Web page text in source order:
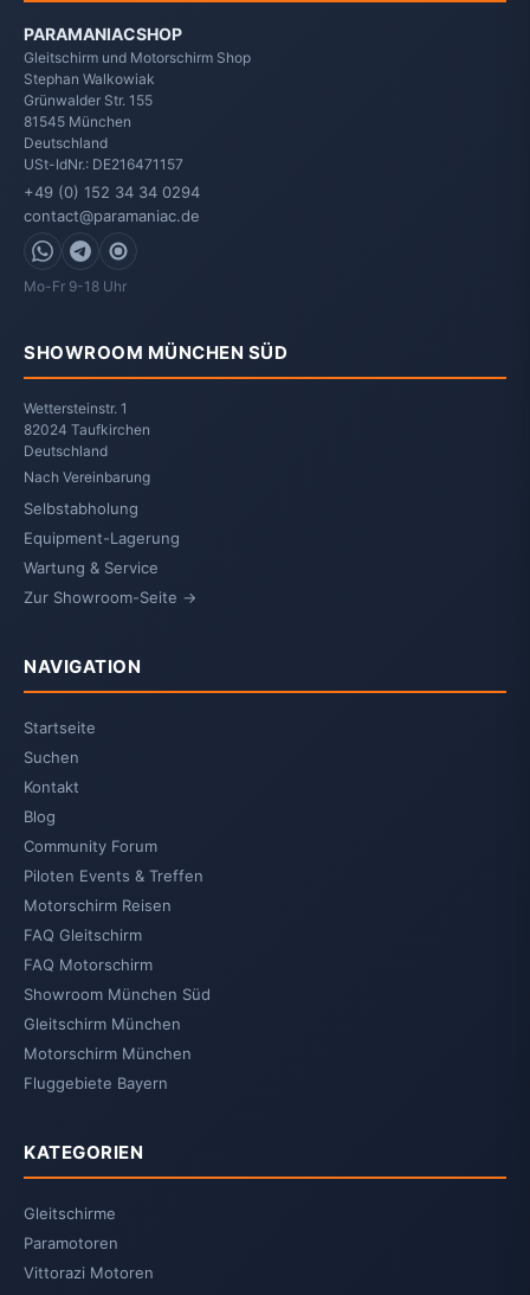
PARAMANIACSHOP
Gleitschirm und Motorschirm Shop
Stephan Walkowiak
Grünwalder Str. 155
81545 München
Deutschland
USt-IdNr.: DE216471157
+49 (0) 152 34 34 0294
contact@paramaniac.de
WhatsApp
Telegram
Signal
Mo-Fr 9-18 Uhr
SHOWROOM MÜNCHEN SÜD
Wettersteinstr. 1
82024 Taufkirchen
Deutschland
Nach Vereinbarung
Selbstabholung
Equipment-Lagerung
Wartung & Service
Zur Showroom-Seite →
NAVIGATION
Startseite
Suchen
Kontakt
Blog
Community Forum
Piloten Events & Treffen
Motorschirm Reisen
FAQ Gleitschirm
FAQ Motorschirm
Showroom München Süd
Gleitschirm München
Motorschirm München
Fluggebiete Bayern
KATEGORIEN
Gleitschirme
Paramotoren
Vittorazi Motoren